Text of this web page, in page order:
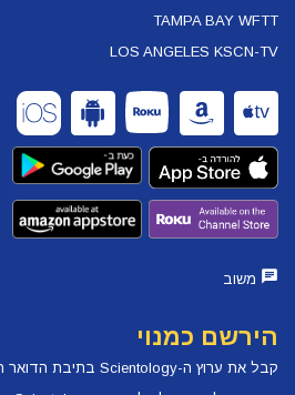
TAMPA BAY WFTT
LOS ANGELES KSCN-TV
משוב
הירשם כמנוי
קבל את ערוץ ה-Scientology בתיבת הדואר הנכנס שלך